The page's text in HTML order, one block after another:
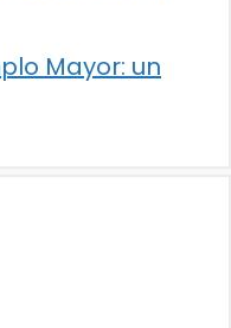
Mayor: un